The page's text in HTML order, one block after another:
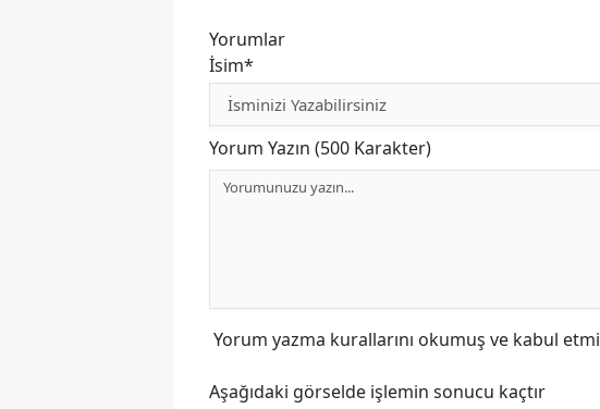
Yorumlar
İsim*
Yorum Yazın (500 Karakter)
Yorum yazma kurallarını okumuş ve kabul etmiş
Aşağıdaki görselde işlemin sonucu kaçtır